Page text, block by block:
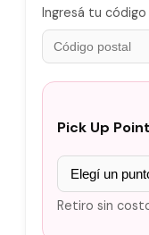
Ingresá tu
Pick Up Point
Retiro sin